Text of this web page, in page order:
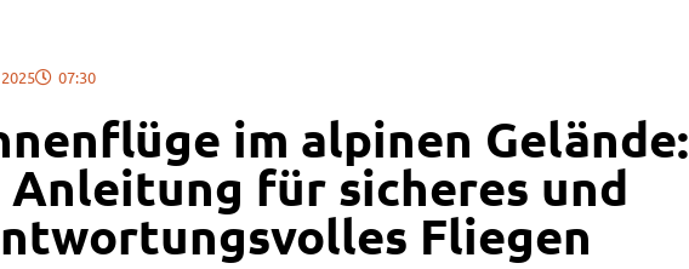
07:30
im alpinen Gelände:
Anleitung für sicheres und
Fliegen